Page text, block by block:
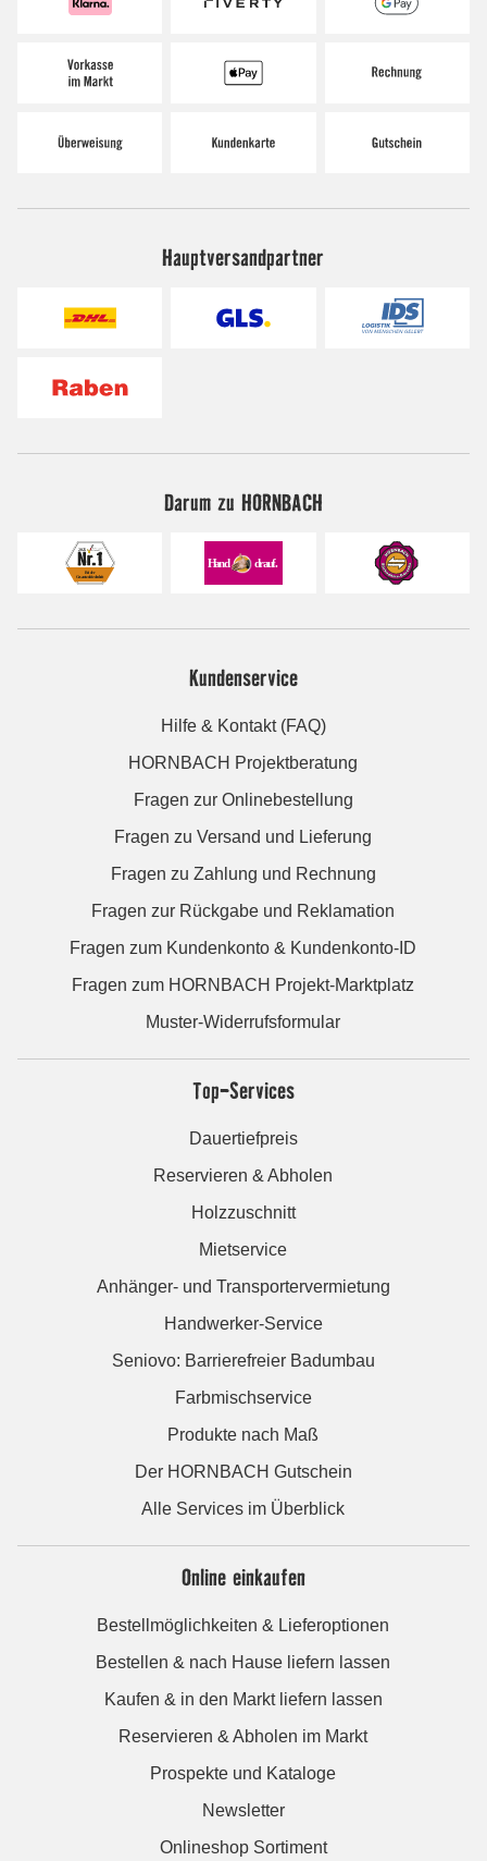
Hauptversandpartner
Darum zu HORNBACH
Kundenservice
Hilfe & Kontakt (FAQ)
HORNBACH Projektberatung
Fragen zur Onlinebestellung
Fragen zu Versand und Lieferung
Fragen zu Zahlung und Rechnung
Fragen zur Rückgabe und Reklamation
Fragen zum Kundenkonto & Kundenkonto-ID
Fragen zum HORNBACH Projekt-Marktplatz
Muster-Widerrufsformular
Top-Services
Dauertiefpreis
Reservieren & Abholen
Holzzuschnitt
Mietservice
Anhänger- und Transportervermietung
Handwerker-Service
Seniovo: Barrierefreier Badumbau
Farbmischservice
Produkte nach Maß
Der HORNBACH Gutschein
Alle Services im Überblick
Online einkaufen
Bestellmöglichkeiten & Lieferoptionen
Bestellen & nach Hause liefern lassen
Kaufen & in den Markt liefern lassen
Reservieren & Abholen im Markt
Prospekte und Kataloge
Newsletter
Onlineshop Sortiment